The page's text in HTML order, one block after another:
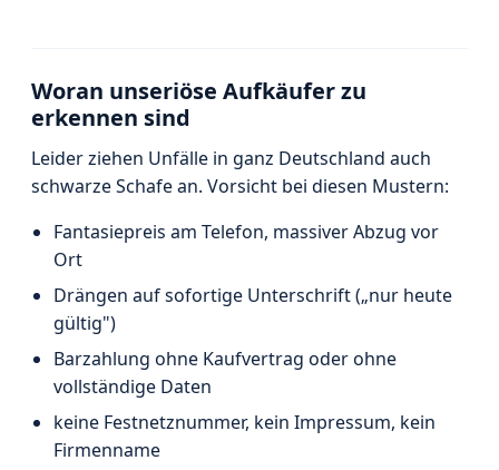
Woran unseriöse Aufkäufer zu
erkennen sind
Leider ziehen Unfälle in ganz Deutschland auch
schwarze Schafe an. Vorsicht bei diesen Mustern:
Fantasiepreis am Telefon, massiver Abzug vor
Ort
Drängen auf sofortige Unterschrift („nur heute
gültig")
Barzahlung ohne Kaufvertrag oder ohne
vollständige Daten
keine Festnetznummer, kein Impressum, kein
Firmenname